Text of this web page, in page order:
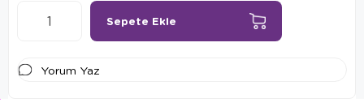
Yorum Yaz